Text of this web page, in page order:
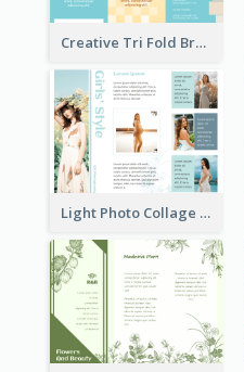
Creative Tri Fold Brochure
Light Photo Collage Tri Fold Brochure